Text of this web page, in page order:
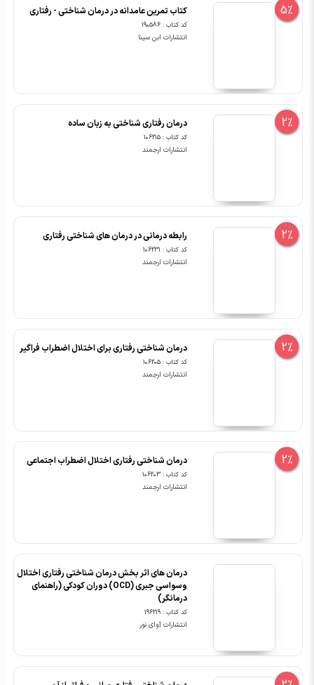
5% کتاب تمرین عامدانه در درمان شناختی - رفتاری
کد کتاب : 190586
انتشارات ابن سینا
2% درمان رفتاری شناختی به زبان ساده
کد کتاب : 106215
انتشارات ارجمند
2% رابطه درمانی در درمان های شناختی رفتاری
کد کتاب : 106231
انتشارات ارجمند
2% درمان شناختی رفتاری برای اختلال اضطراب فراگیر
کد کتاب : 106205
انتشارات ارجمند
2% درمان شناختی رفتاری اختلال اضطراب اجتماعی
کد کتاب : 106203
انتشارات ارجمند
درمان های اثر بخش درمان شناختی رفتاری اختلال
وسواسی جبری (OCD) دوران کودکی (راهنمای
درمانگر)
کد کتاب : 196219
انتشارات آوای نور